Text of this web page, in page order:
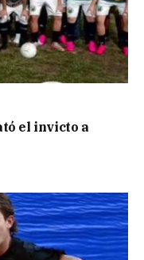
el invicto a